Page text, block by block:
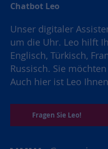
Chatbot Leo
Unser digitaler
um die Uhr. Leo hilft
Englisch, Türkisch,
Russisch. Sie
Auch hier ist Leo
Fragen Sie Leo!